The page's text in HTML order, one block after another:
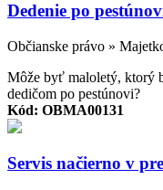
Dedenie po
Občianske právo »
Môže byť maloletý, ktorý
dedičom po pestúnovi?
Kód: OBMA00131
Servis načierno v